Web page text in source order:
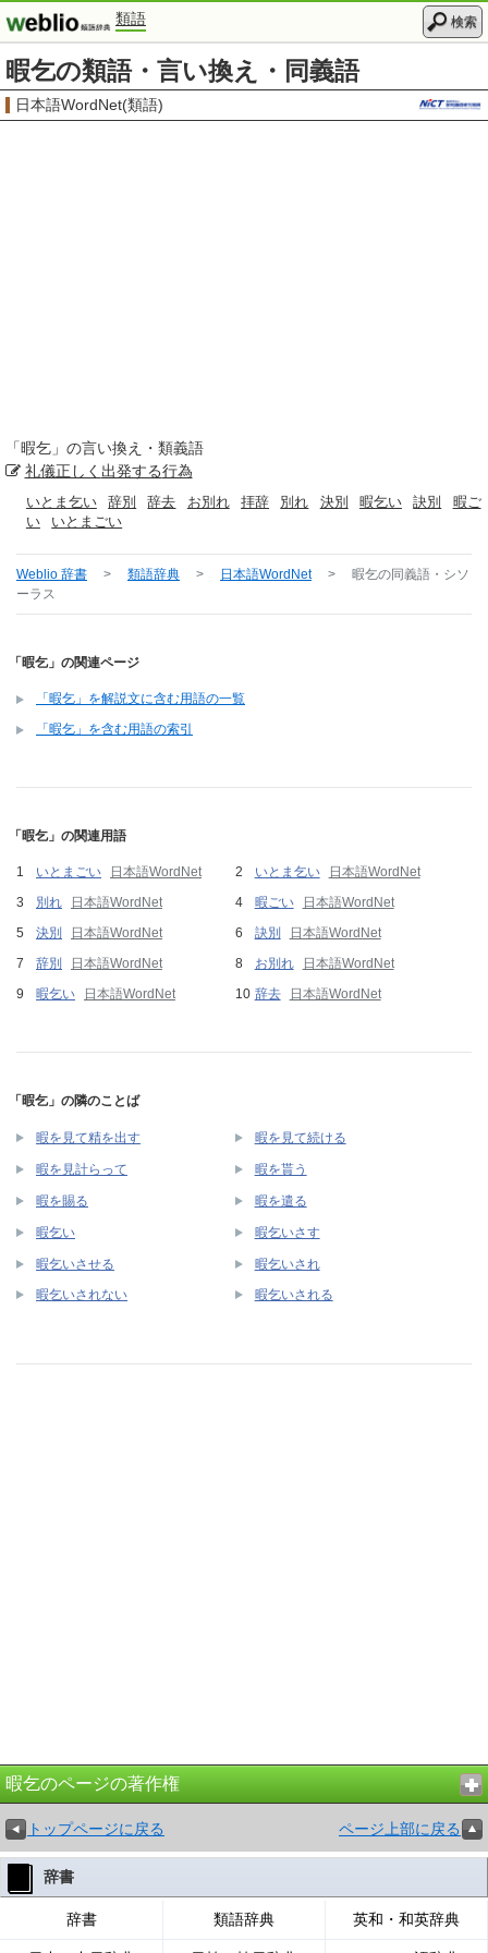
類語 検索
暇乞の類語・言い換え・同義語
日本語WordNet(類語)
「暇乞 」の言い換え・類義語
礼儀正しく 出発する行為
いとま乞い 辞別 辞去 お別れ 拝辞 別れ 決別 暇乞い 訣別
暇ご
い
いとまごい
Weblio 辞書 > 類語辞典 > 日本語WordNet > 暇乞の同義語・シソ
ーラス
「暇乞」の関連ページ
「暇乞」を解説文に含む用語の一覧
「暇乞」を含む用語の索引
「暇乞」の関連用語
いとまごい 日本語WordNet いとま乞い
日本語WordNet
別れ
日本語WordNet 暇ごい
日本語WordNet
決別
日本語WordNet 訣別
日本語WordNet
辞別
日本語WordNet お別れ
日本語WordNet
暇乞い
日本語WordNet 辞去 日本語WordNet
「暇乞」の隣のことば
暇を見て精を出す 暇を見て続ける
暇を見計らって 暇を貰う
暇を賜る 暇を遣る
暇乞い 暇乞いさす
暇乞いさせる 暇乞いされ
暇乞いされない 暇乞いされる
暇乞のページの著作権
トップページに戻る ページ上部に戻る
辞書
辞書 類語辞典 英和・和英辞典